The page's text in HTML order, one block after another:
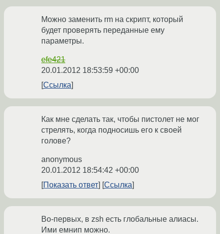
Можно заменить rm на скрипт, который
будет проверять переданные ему
параметры.
efe421
20.01.2012 18:53:59 +00:00
Ссылка
Как мне сделать так, чтобы пистолет не мог
стрелять, когда подносишь его к своей
голове?
anonymous
20.01.2012 18:54:42 +00:00
Показать ответ
Ссылка
Во-первых, в zsh есть глобальные алиасы.
Ими емнип можно.